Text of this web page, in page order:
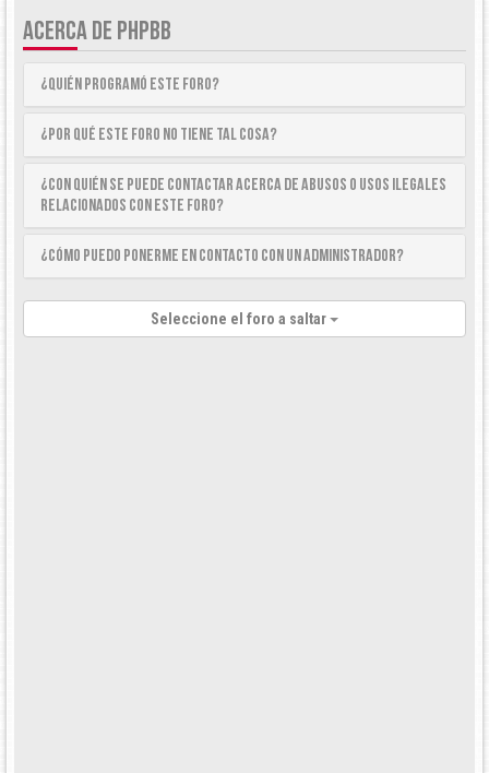
ACERCA DE PHPBB
¿Quién programó este foro?
¿Por qué este foro no tiene tal cosa?
¿Con quién se puede contactar acerca de abusos o usos ilegales
relacionados con este foro?
¿Cómo puedo ponerme en contacto con un Administrador?
Seleccione el foro a saltar